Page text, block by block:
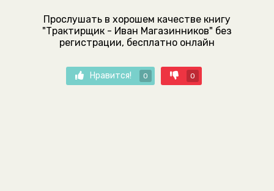
Прослушать в хорошем качестве книгу
"Трактирщик - Иван Магазинников" без
регистрации, бесплатно онлайн
Нравится! 0 0